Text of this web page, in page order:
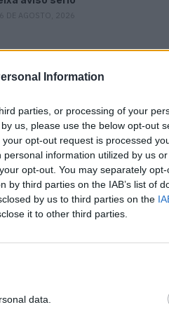
Information
parties, or processing of your
us, please use the below opt-out
opt-out request is processed
information utilized by us
opt-out. You may separately
third parties on the IAB’s list of
by us to third parties on the
it to other third parties.
data.
6 DE AGOSTO, 2026
em alumínio,
significativas, por
propagar fogo e poder
que cada
do comprador,
procuram soluções
uma lança de apoio a
e desembarque como
Trata-se de um